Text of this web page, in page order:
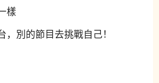
樣
別的節目去挑戰自己！